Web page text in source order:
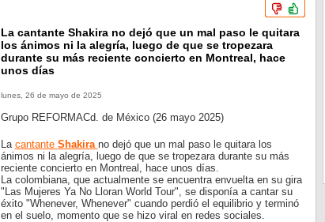
La cantante Shakira no dejó que un mal paso le quitara
los ánimos ni la alegría, luego de que se tropezara
durante su más reciente concierto en Montreal, hace
unos días
lunes, 26 de mayo de 2025
Grupo REFORMACd. de México (26 mayo 2025)
La cantante Shakira no dejó que un mal paso le quitara los
ánimos ni la alegría, luego de que se tropezara durante su más
reciente concierto en Montreal, hace unos días.
La colombiana, que actualmente se encuentra envuelta en su gira
"Las Mujeres Ya No Lloran World Tour", se disponía a cantar su
éxito "Whenever, Whenever" cuando perdió el equilibrio y terminó
en el suelo, momento que se hizo viral en redes sociales.